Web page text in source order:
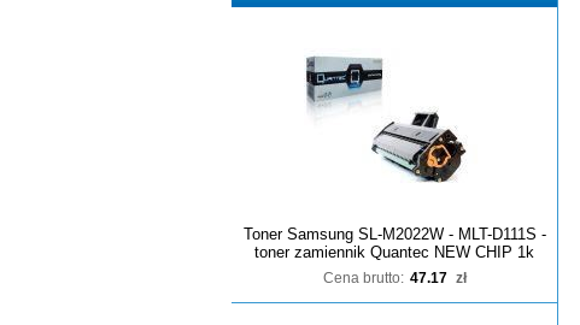
Toner Samsung SL-M2022W - MLT-D111S -
toner zamiennik Quantec NEW CHIP 1k
Cena brutto: 47.17 zł